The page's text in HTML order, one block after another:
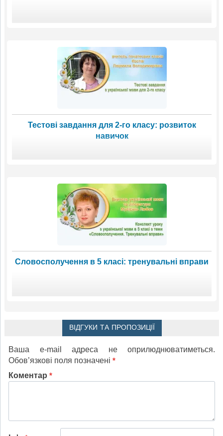
Тестові завдання для 2-го класу: розвиток
навичок
Словосполучення в 5 класі: тренувальні вправи
ВІДГУКИ ТА ПРОПОЗИЦІЇ
Ваша e-mail адреса не оприлюднюватиметься.
Обов’язкові поля позначені *
Коментар *